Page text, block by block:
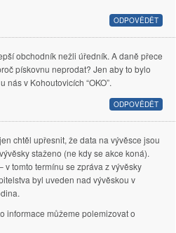
ODPOVĚDĚT
obchodník nežli úředník. A daně přece
pískovnu neprodat? Jen aby to bylo
nás v Kohoutovicích “OKO”.
ODPOVĚDĚT
chtěl upřesnit, že data na vývěsce jsou
staženo (ne kdy se akce koná).
v tomto termínu se zpráva z vývěsky
byl uveden nad vývěskou v
informace můžeme polemizovat o